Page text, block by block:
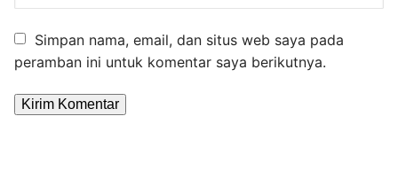
Simpan nama, email, dan situs web saya pada
peramban ini untuk komentar saya berikutnya.